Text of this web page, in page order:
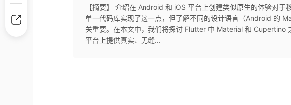
【摘要】 介绍在 Android 和 iOS 平台上创建类似原生的体验对
单一代码库实现了这一点，但了解不同的设计语言（Android 的
关重要。在本文中，我们将探讨 Flutter 中 Material 和 Cupertino
平台上提供真实、无缝...